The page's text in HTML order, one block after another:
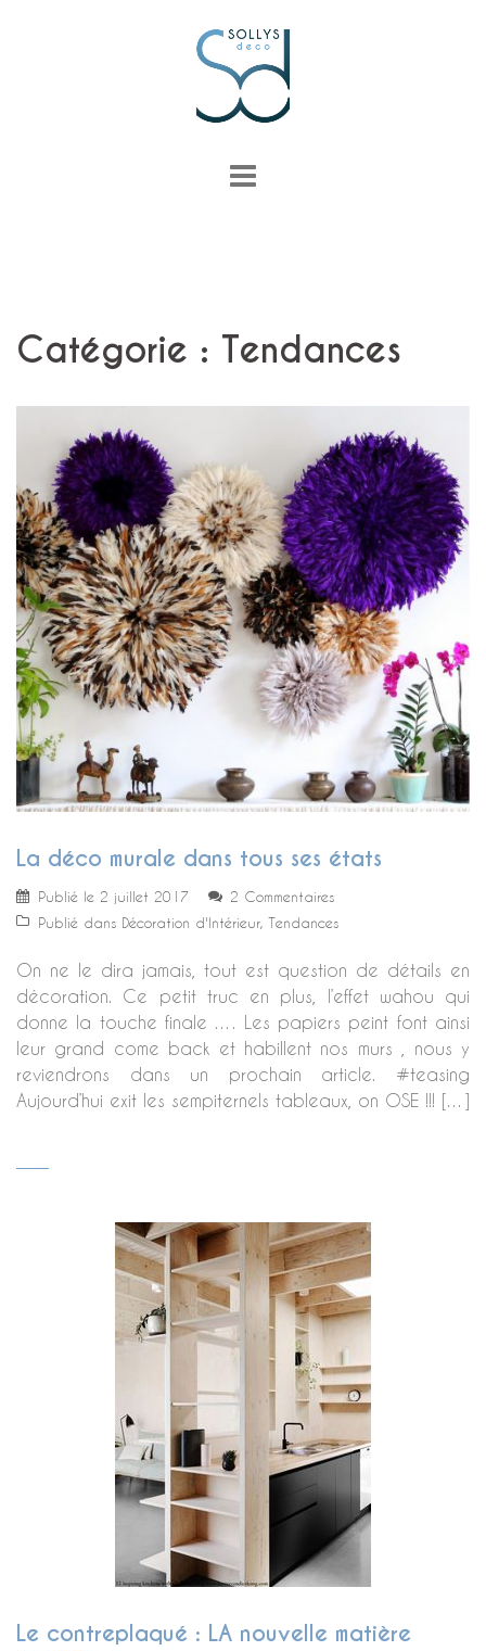
Catégorie : Tendances
La déco murale dans tous ses états
Publié le 2 juillet 2017
2 Commentaires
Publié dans Décoration d'Intérieur, Tendances
On ne le dira jamais, tout est question de détails en
décoration. Ce petit truc en plus, l’effet wahou qui
donne la touche finale …. Les papiers peint font ainsi
leur grand come back et habillent nos murs , nous y
reviendrons dans un prochain article. #teasing
Aujourd’hui exit les sempiternels tableaux, on OSE !!! […]
Le contreplaqué : LA nouvelle matière